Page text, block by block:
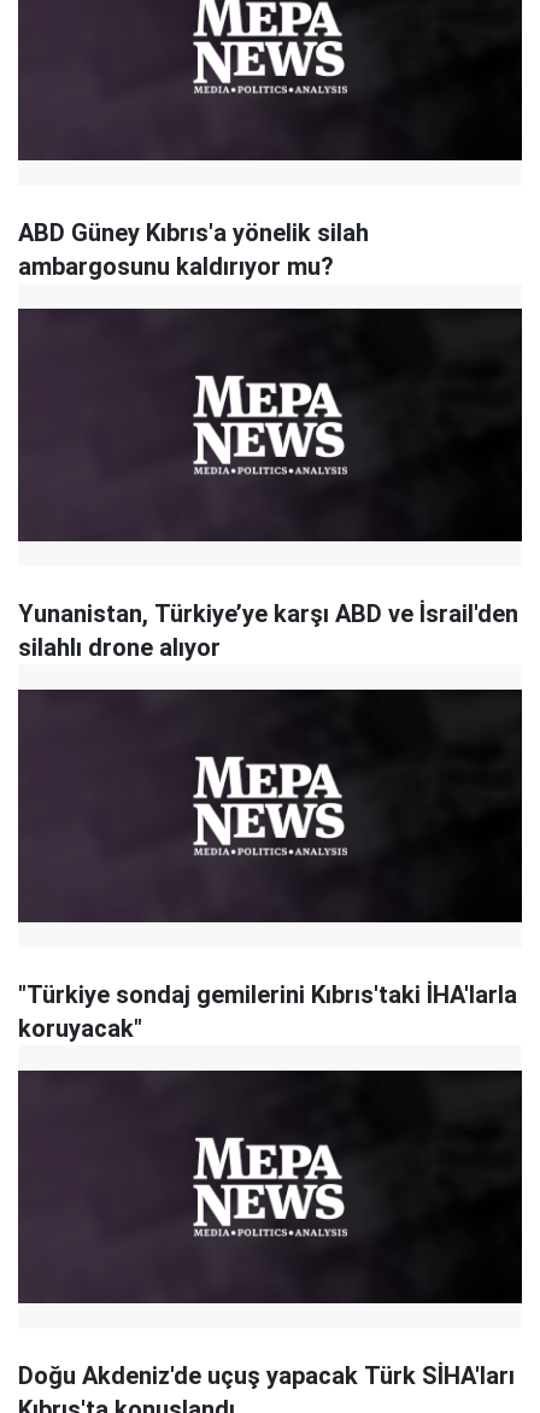
ABD Güney Kıbrıs'a yönelik silah
ambargosunu kaldırıyor mu?
Yunanistan, Türkiye’ye karşı ABD ve İsrail'den
silahlı drone alıyor
"Türkiye sondaj gemilerini Kıbrıs'taki İHA'larla
koruyacak"
Doğu Akdeniz'de uçuş yapacak Türk SİHA'ları